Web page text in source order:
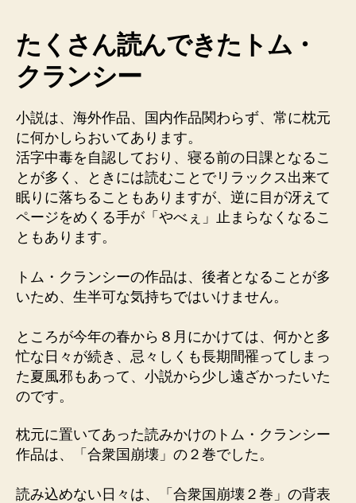
国
崩
ご
た
え
が
凄
い！
へ
たくさん読んできたトム・
クランシー
小説は、海外作品、国内作品関わらず、常に枕元
に何かしらおいてあります。
活字中毒を自認しており、寝る前の日課となるこ
とが多く、ときには読むことでリラックス出来て
眠りに落ちることもありますが、逆に目が冴えて
ページをめくる手が「やべぇ」止まらなくなるこ
ともあります。
トム・クランシーの作品は、後者となることが多
いため、生半可な気持ちではいけません。
ところが今年の春から８月にかけては、何かと多
忙な日々が続き、忌々しくも長期間罹ってしまっ
た夏風邪もあって、小説から少し遠ざかったいた
のです。
枕元に置いてあった読みかけのトム・クランシー
作品は、「合衆国崩壊」の２巻でした。
読み込めない日々は、「合衆国崩壊２巻」の背表